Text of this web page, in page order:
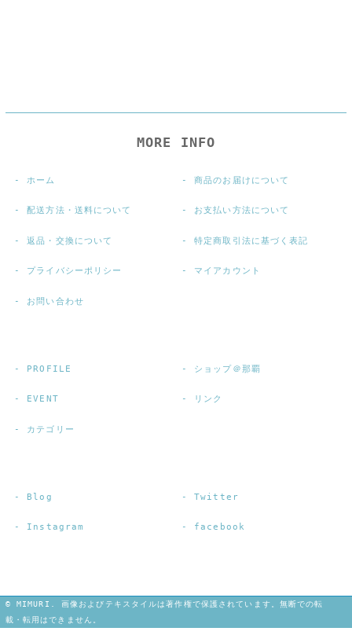
MORE INFO
ホーム 商品のお届けについて
配送方法・送料について お支払い方法について
返品・交換について 特定商取引法に基づく表記
プライバシーポリシー マイアカウント
お問い合わせ
PROFILE ショップ＠那覇
EVENT リンク
カテゴリー
Blog Twitter
Instagram facebook
© MIMURI. 画像およびテキスタイルは著作権で保護されています。無断での転
載・転用はできません。